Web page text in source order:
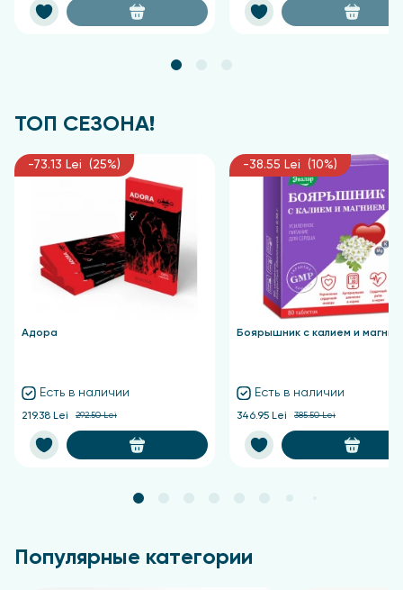
ТОП СЕЗОНА!
-73.13 Lei (25%)
Адора
Есть в наличии
219.38 Lei 292.50 Lei
-38.55 Lei (10%)
Боярышник с калием и
Есть в наличии
346.95 Lei 385.50 Lei
Популярные категории